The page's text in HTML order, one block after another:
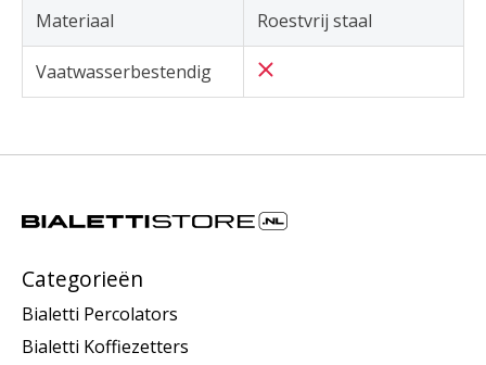
Materiaal Roestvrij staal
Vaatwasserbestendig
Categorieën
Bialetti Percolators
Bialetti Koffiezetters